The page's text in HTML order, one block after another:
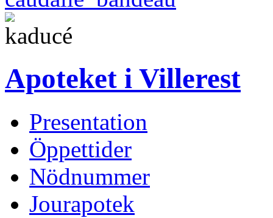
Apoteket i Villerest
Presentation
Öppettider
Nödnummer
Jourapotek